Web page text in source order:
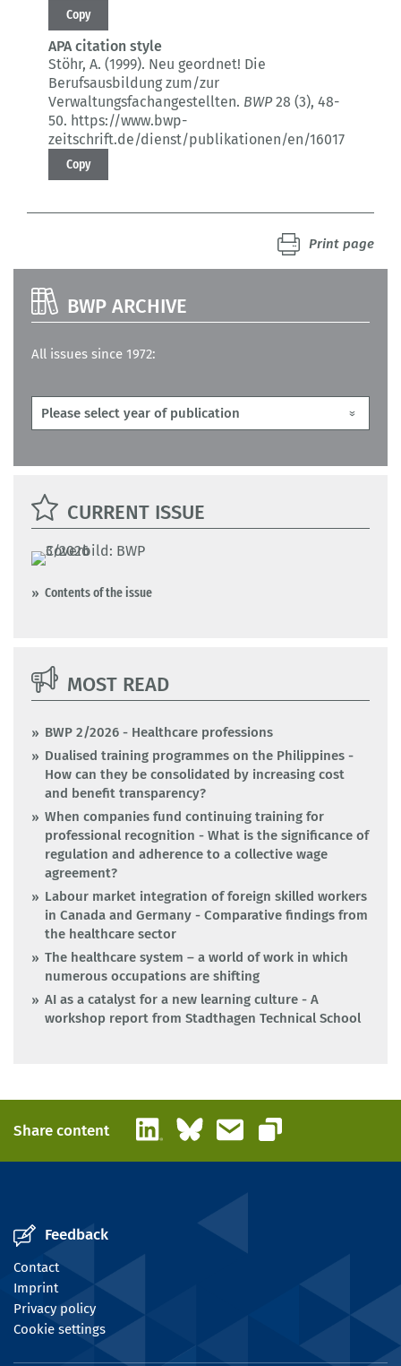
Copy
APA citation style
Stöhr, A. (1999). Neu geordnet! Die
Berufsausbildung zum/zur
Verwaltungsfachangestellten. BWP28 (3), 48-
50. https://www.bwp-
zeitschrift.de/dienst/publikationen/en/16017
Copy
Print page
BWP ARCHIVE
All issues since 1972:
CURRENT ISSUE
Contents of the issue
MOST READ
BWP 2/2026 - Healthcare professions
Dualised training programmes on the Philippines -
How can they be consolidated by increasing cost
and benefit transparency?
When companies fund continuing training for
professional recognition - What is the significance of
regulation and adherence to a collective wage
agreement?
Labour market integration of foreign skilled workers
in Canada and Germany - Comparative findings from
the healthcare sector
The healthcare system – a world of work in which
numerous occupations are shifting
AI as a catalyst for a new learning culture - A
workshop report from Stadthagen Technical School
Share content LinkedInBlueskyEmail
Copy link
Feedback
Contact
Imprint
Privacy policy
Cookie settings